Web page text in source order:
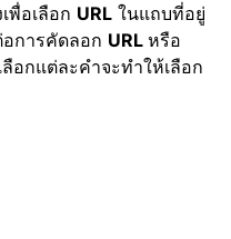
พื่อเลือก URL ในแถบที่อยู่
อการคัดลอก URL หรือ
อกแต่ละคำจะทำให้เลือก